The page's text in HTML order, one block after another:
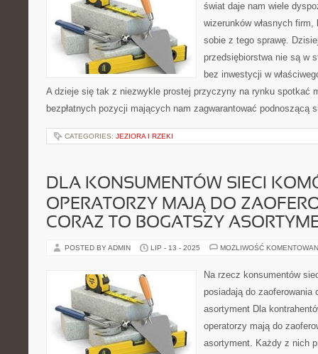
świat daje nam wiele
wizerunków własnych
sobie z tego sprawę.
przedsiębiorstwa nie są w
bez inwestycji w
A dzieje się tak z niezwykle prostej przyczyny na rynku spotkać
bezpłatnych pozycji mających nam zagwarantować podnoszącą
CATEGORIES: JEZIORA I RZEKI
DLA KONSUMENTÓW SIECI
OPERATORZY MAJĄ DO
CORAZ TO BOGATSZY
POSTED BY ADMIN LIP - 13 - 2025 MOŻLIWOŚĆ
Na rzecz konsumentów
posiadają do zaoferowania
asortyment Dla
operatorzy mają do
asortyment. Każdy z nich